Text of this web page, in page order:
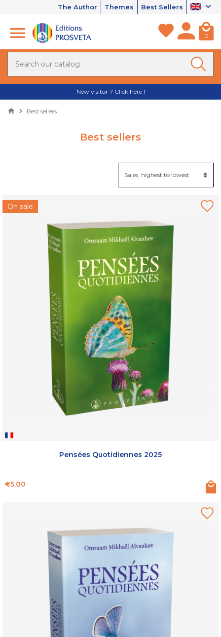
The Author Themes Best Sellers
0
New visitor ? Click here !
Best sellers
Best sellers
On sale
Pensées Quotidiennes 2025
Price
€5.00